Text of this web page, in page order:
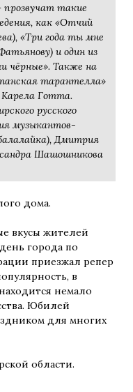
прозвучат такие
как «Отчий
«Три года ты мне
и один из
чёрные». Также на
тарантелла»
Готта.
русского
музыкантов-
Дмитрия
Шашошникова
дома.
вкусы жителей
города по
приезжал репер
в
немало
Юбилей
для многих
области.